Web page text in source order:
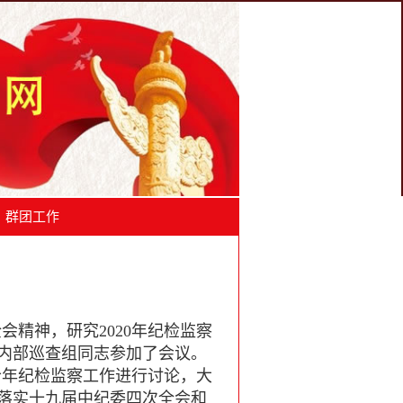
群团工作
精神，研究2020年纪检监察
巡查组同志参加了会议。
纪检监察工作进行讨论，大
实十九届中纪委四次全会和